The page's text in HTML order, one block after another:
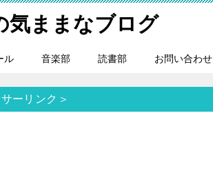
気ままなブログ
ル 音楽部 読書部 お問い合わせ
ーリンク＞